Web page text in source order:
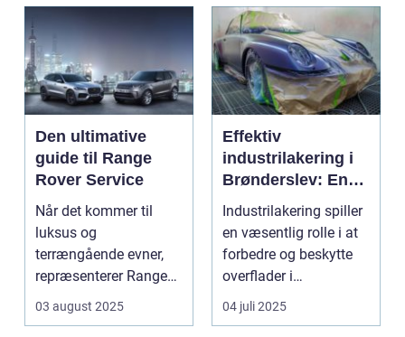
Den ultimative
guide til Range
Rover Service
Når det kommer til
luksus og
terrængående evner,
repræsenterer Range
Rover n...
03 august 2025
Effektiv
industrilakering i
Brønderslev: En
dybdegående
Industrilakering spiller
en væsentlig rolle i at
forbedre og beskytte
overflader i
forskellige...
04 juli 2025